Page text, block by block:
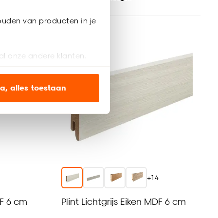
van producten in je
onze andere klanten.
om alleen de
wel of niet te
alles toestaan
6 cm
+14
Plint Lichtgrijs Eiken MDF 6 cm